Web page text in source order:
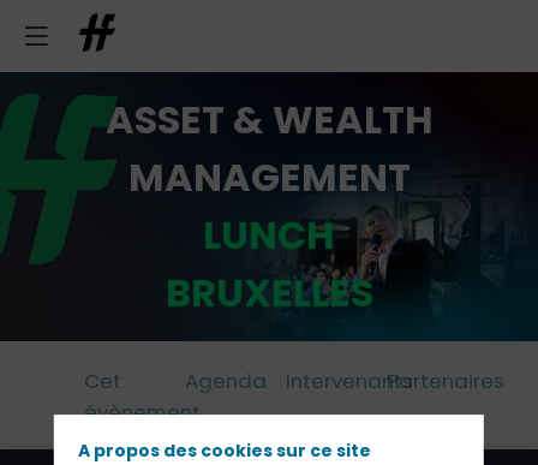
ASSET & WEALTH
MANAGEMENT
LUNCH
BRUXELLES
Cet
évènement
Agenda IntervenantsPartenaires
A propos des cookies sur ce site